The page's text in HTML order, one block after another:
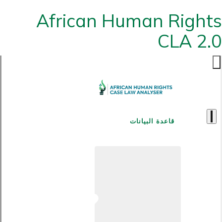
African Human Rights
CLA 2.0
قاعدة البيانات